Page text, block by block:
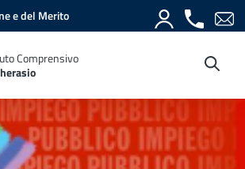
e del Merito
Comprensivo